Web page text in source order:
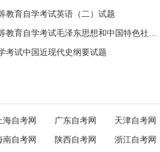
教育自学考试英语（二）试题
全国2024年4月高等教育自学考试毛泽东思想和中国特色社会主义理论体系概论试题
考试中国近现代史纲要试题
海自考网 广东自考网 天津自考网
南自考网 陕西自考网 浙江自考网